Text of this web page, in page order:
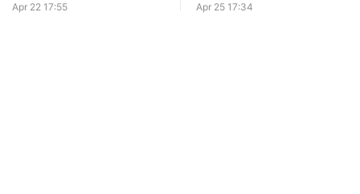
Apr 22 17:55 Apr 25 17:34